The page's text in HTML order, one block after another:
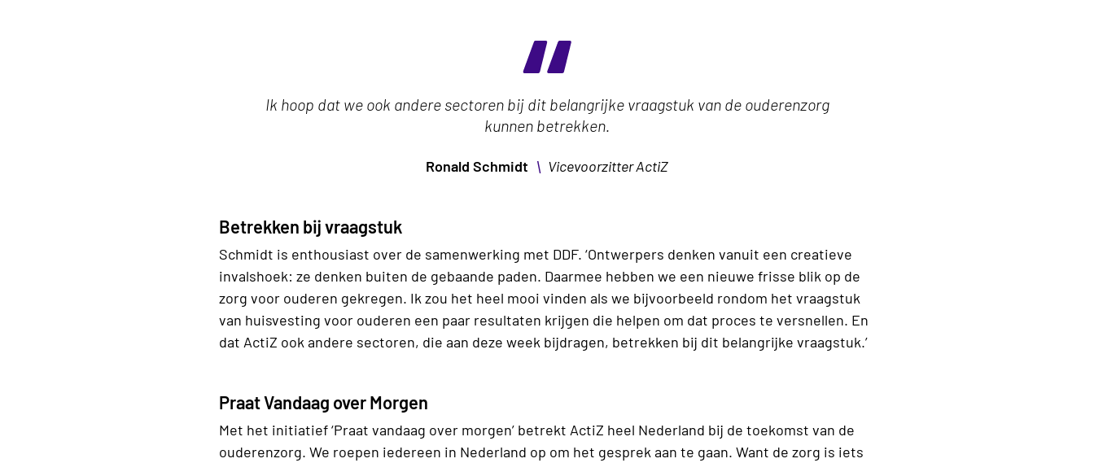
Ik hoop dat we ook andere sectoren bij dit belangrijke vraagstuk van de ouderenzorg
kunnen betrekken.
Ronald Schmidt \ Vicevoorzitter ActiZ
Betrekken bij vraagstuk
Schmidt is enthousiast over de samenwerking met DDF. ‘Ontwerpers denken vanuit een creatieve
invalshoek: ze denken buiten de gebaande paden. Daarmee hebben we een nieuwe frisse blik op de
zorg voor ouderen gekregen. Ik zou het heel mooi vinden als we bijvoorbeeld rondom het vraagstuk
van huisvesting voor ouderen een paar resultaten krijgen die helpen om dat proces te versnellen. En
dat ActiZ ook andere sectoren, die aan deze week bijdragen, betrekken bij dit belangrijke vraagstuk.’
Praat Vandaag over Morgen
Met het initiatief ‘Praat vandaag over morgen’ betrekt ActiZ heel Nederland bij de toekomst van de
ouderenzorg. We roepen iedereen in Nederland op om het gesprek aan te gaan. Want de zorg is iets